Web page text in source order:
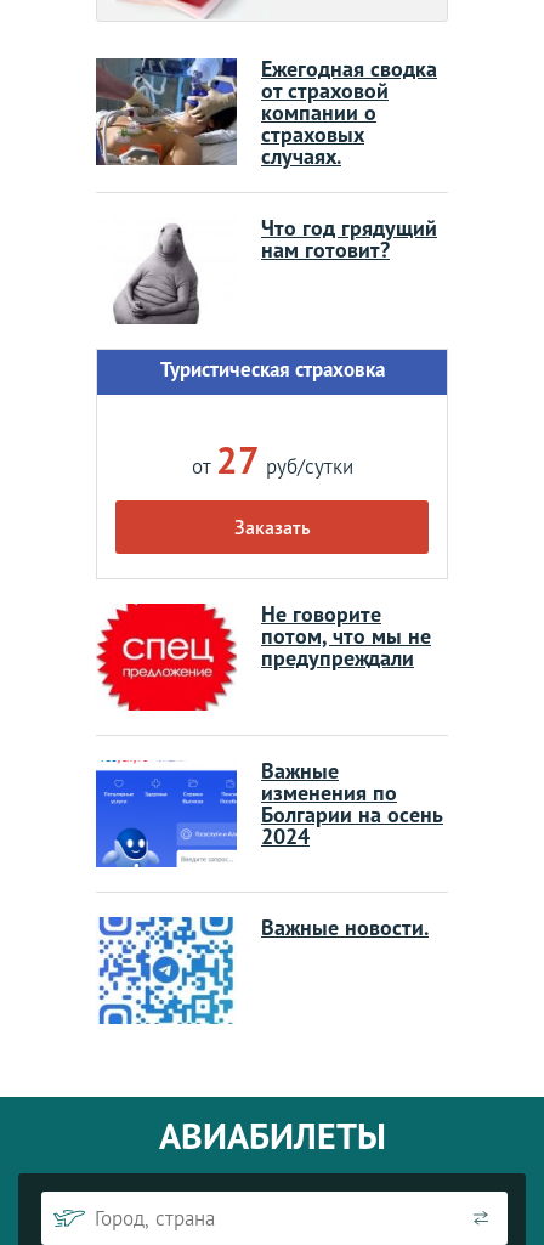
Ежегодная сводка
от страховой
компании о
страховых
случаях.
Что год грядущий
нам готовит?
Туристическая страховка
от 27 руб/сутки
Заказать
Не говорите
потом, что мы не
предупреждали
Важные
изменения по
Болгарии на осень
2024
Важные новости.
АВИАБИЛЕТЫ